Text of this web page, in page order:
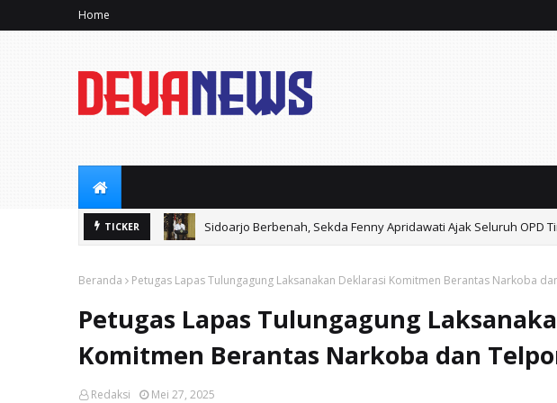
Home
TICKER
Gunakan Dana Cukai Rp4,5 Miliar, Pemkab Sidoarjo Lindungi
Beranda Petugas Lapas Tulungagung Laksanakan Deklarasi Komitmen Berantas Narkoba
Petugas Lapas Tulungagung
Komitmen Berantas Narkoba dan
Redaksi Mei 27, 2025